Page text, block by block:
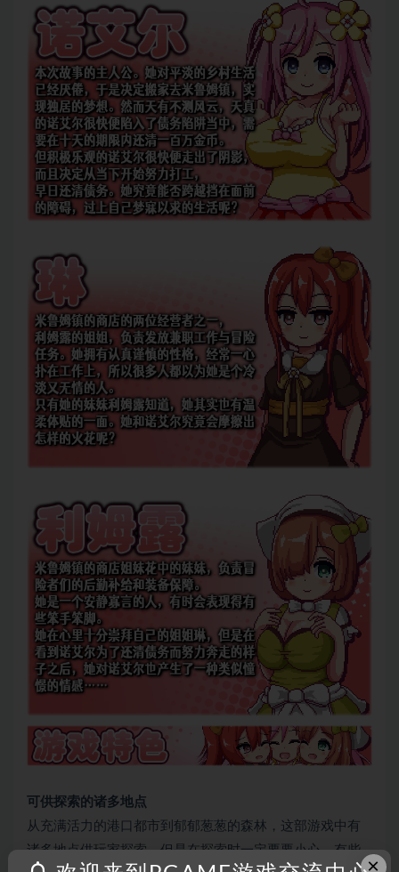
可供探索的诸多地点
从充满活力的港口都市到郁郁葱葱的森林，这部游戏中有
诸多地点供玩家探索。但是在探索时一定要要小心，有些
×